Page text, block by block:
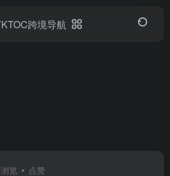
浏览 点赞